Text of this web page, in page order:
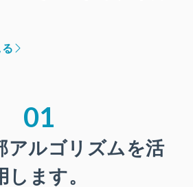
01
アルゴリズムを活
します。